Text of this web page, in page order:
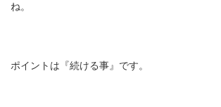
ね。
ポイントは『続ける事』です。